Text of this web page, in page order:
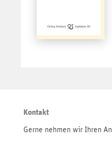
Kontakt
Gerne nehmen wir Ihren